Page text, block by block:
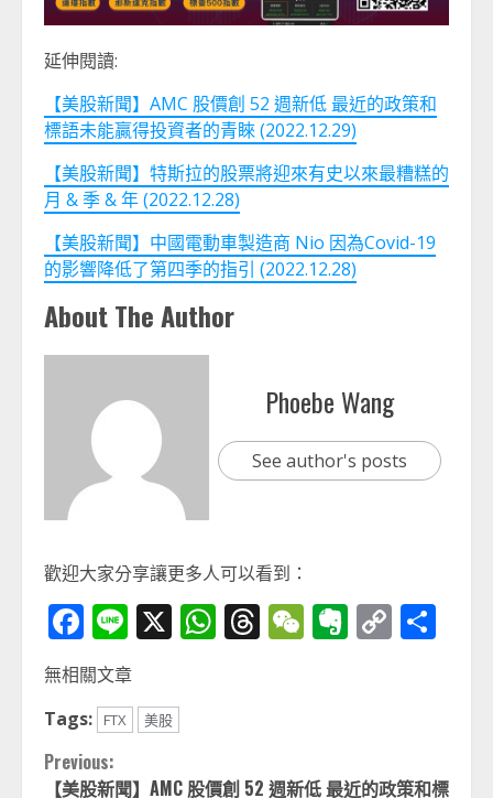
延伸閱讀:
【美股新聞】AMC 股價創 52 週新低 最近的政策和
標語未能贏得投資者的青睞 (2022.12.29)
【美股新聞】特斯拉的股票將迎來有史以來最糟糕的
月 & 季 & 年 (2022.12.28)
【美股新聞】中國電動車製造商 Nio 因為Covid-19
的影響降低了第四季的指引 (2022.12.28)
About The Author
Phoebe Wang
See author's posts
歡迎大家分享讓更多人可以看到：
Facebook
Line
X WhatsApp
Threads
WeChat
Evernote
Copy
無相關文章
Tags:
FTX 美股
Continue
Previous:
【美股新聞】AMC 股價創 52 週新低 最近的政策和標